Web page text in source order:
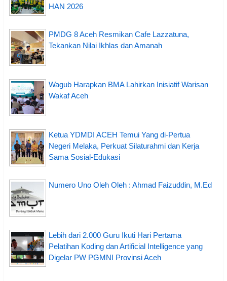
HAN 2026
PMDG 8 Aceh Resmikan Cafe Lazzatuna,
Tekankan Nilai Ikhlas dan Amanah
Wagub Harapkan BMA Lahirkan Inisiatif Warisan
Wakaf Aceh
Ketua YDMDI ACEH Temui Yang di-Pertua
Negeri Melaka, Perkuat Silaturahmi dan Kerja
Sama Sosial-Edukasi
Numero Uno Oleh Oleh : Ahmad Faizuddin, M.Ed
Lebih dari 2.000 Guru Ikuti Hari Pertama
Pelatihan Koding dan Artificial Intelligence yang
Digelar PW PGMNI Provinsi Aceh